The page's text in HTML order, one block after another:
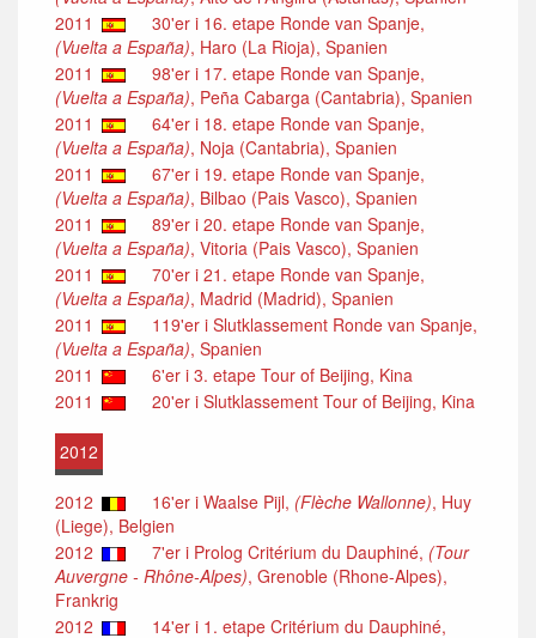
2011
30'er i 16. etape Ronde van Spanje,
(Vuelta a España), Haro (La Rioja), Spanien
2011
98'er i 17. etape Ronde van Spanje,
(Vuelta a España), Peña Cabarga (Cantabria), Spanien
2011
64'er i 18. etape Ronde van Spanje,
(Vuelta a España), Noja (Cantabria), Spanien
2011
67'er i 19. etape Ronde van Spanje,
(Vuelta a España), Bilbao (Pais Vasco), Spanien
2011
89'er i 20. etape Ronde van Spanje,
(Vuelta a España), Vitoria (Pais Vasco), Spanien
2011
70'er i 21. etape Ronde van Spanje,
(Vuelta a España), Madrid (Madrid), Spanien
2011
119'er i Slutklassement Ronde van Spanje,
(Vuelta a España), Spanien
2011
6'er i 3. etape Tour of Beijing, Kina
2011
20'er i Slutklassement Tour of Beijing, Kina
2012
2012 16'er i Waalse Pijl, (Flèche Wallonne), Huy
(Liege), Belgien
2012
7'er i Prolog Critérium du Dauphiné, (Tour
Auvergne - Rhône-Alpes), Grenoble (Rhone-Alpes),
Frankrig
2012
14'er i 1. etape Critérium du Dauphiné,